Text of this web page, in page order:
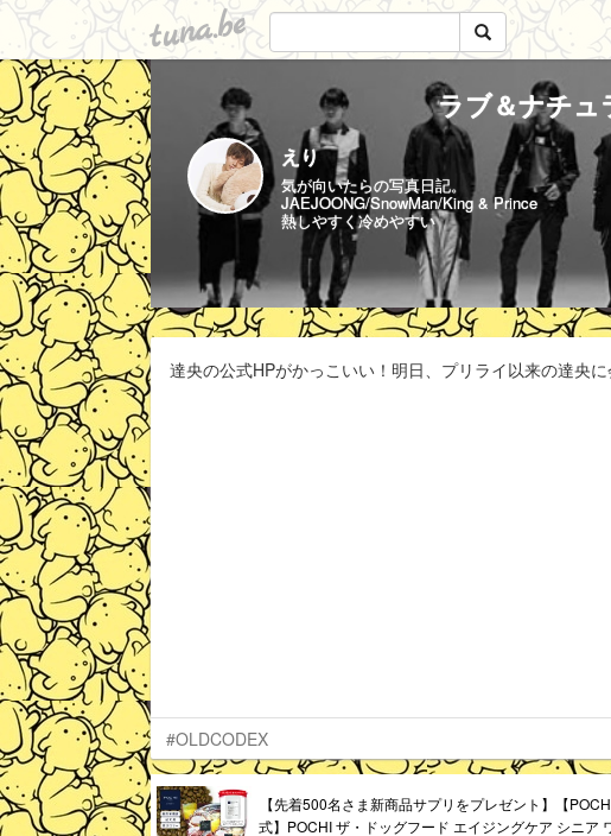
tuna.be
ラブ＆ナチュ
えり
気が向いたらの写真日記。
JAEJOONG/SnowMan/King & Prince
熱しやすく冷めやすい
達央の公式HPがかっこいい！明日、プリライ以来の達央
#OLDCODEX
【先着500名さま新商品サプリをプレゼント】【
式】POCHI ザ・ドッグフード エイジングケア シニア